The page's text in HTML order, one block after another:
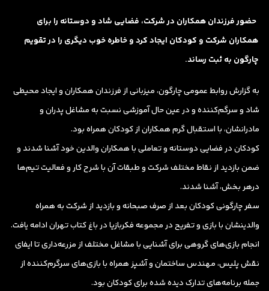
حضور فرزندان همکاران در شرکت، فضایی شاد و دوستانه را برای
همکاران شرکت و کودکان ایجاد کرد و خاطره خوب دیگری را در تقویم
چارگون به ثبت رساند.
به گزارش روابط عمومی چارگون، میزبانی از فرزندان همکاران و ایجاد محیطی
شاد و سرگم‌کننده و در عین حال آموزشی نسبت به مشاغل پدران و
مادرانشان، با استقبال گرم همکاران از کودکان همراه بود.
کودکان در فضایی دوستانه و تعاملی با همکاران والدین خود آشنا شدند و
ضمن بازدید از نقاط مختلف شرکت و طبقات آن با شرح کار و فعالیت تیم‌ها
درهر بخش، آشنا شدند.
سفر چارگونی کودکان بعد از صرف صبحانه و بازدید از شرکت به همراه
والدینشان با بازی و تفریح در مجموعه فکربازیا در باغ کتاب تهران ادامه یافت.
انجام بازی‌های گروهی برای آشنایی با مشاغل مختلف از مزرعه‌داری تا ایفای
نقش پلیس، مهندس ساختمان و آشپز همراه با بازی‌های سرگرم‌کننده از
جمله برنامه‌های تدارک دیده شده برای کودکان بود.